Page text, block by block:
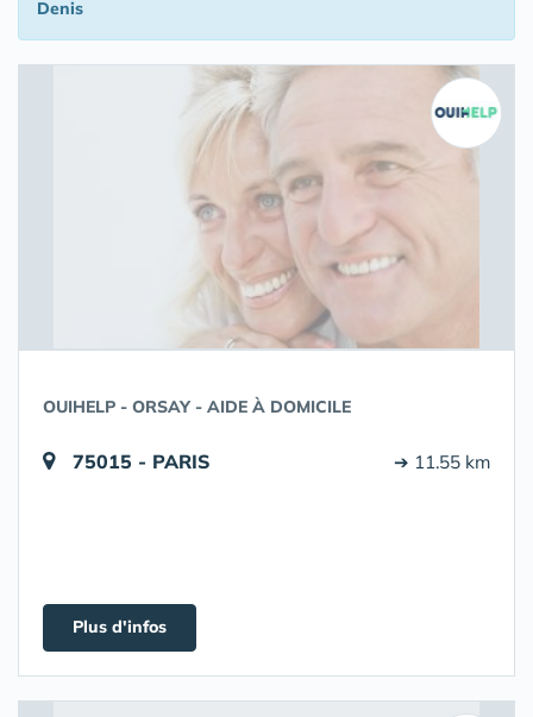
Denis
OUIHELP - ORSAY - AIDE À DOMICILE
75015 - PARIS ➔ 11.55 km
Plus d'infos